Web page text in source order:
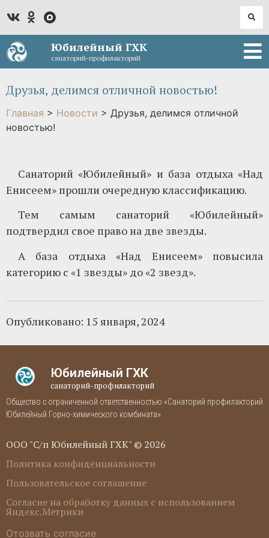
Юбилейный ГХК
санаторий-профилакторий
Друзья, делимся отличной новостью!
Главная > Новости > Друзья, делимся отличной
новостью!
Санаторий «Юбилейный» и база отдыха «Над
Енисеем» прошли очередную классификацию.
Тем самым санаторий «Юбилейный»
подтвердил свое право на две звезды.
А база отдыха «Над Енисеем» повысила
категорию с «1 звезды» до «2 звезд».
Опубликовано: 15 января, 2024
Юбилейный ГХК
санаторий-профилакторий
Общество с ограниченной ответственностью «Санаторий профилакторий
Юбилейный Горно-химического комбината»
ООО "С/п Юбилейный ГХК" © 2026
Политика конфиденциальности
Пользовательское соглашение
Согласие на обработку данных с использованием
Яндекс.Метрики
Отозвать согласие